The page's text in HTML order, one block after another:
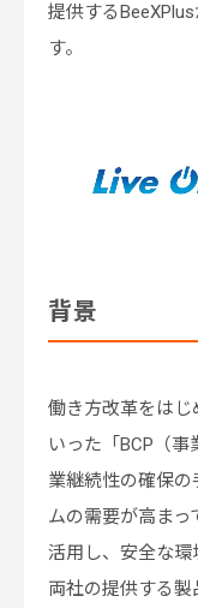
提供する
す。
背景
働き方改革をはじ
いった「BCP（
業継続性の確保の
ムの需要が高まっ
活用し、安全な環
両社の提供する